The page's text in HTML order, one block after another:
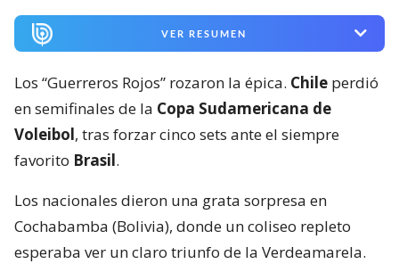
VER RESUMEN
Los “Guerreros Rojos” rozaron la épica. Chile perdió
en semifinales de la Copa Sudamericana de
Voleibol, tras forzar cinco sets ante el siempre
favorito Brasil.
Los nacionales dieron una grata sorpresa en
Cochabamba (Bolivia), donde un coliseo repleto
esperaba ver un claro triunfo de la Verdeamarela.